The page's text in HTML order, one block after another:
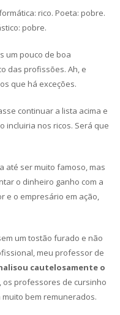
rico. Poeta: pobre.
pobre.
um pouco de boa
das profissões. Ah, e
que há exceções.
continuar a lista acima e
incluiria nos ricos. Será que
até ser muito famoso, mas
o dinheiro ganho com a
e o empresário em ação,
um tostão furado e não
meu professor de
cautelosamente o
os professores de cursinho
bem remunerados.